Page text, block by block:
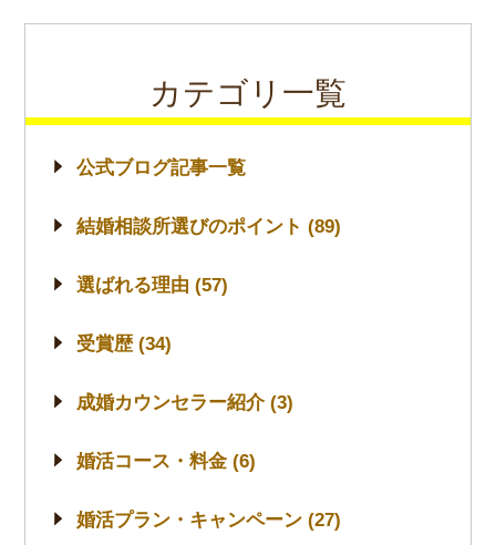
カテゴリ一覧
公式ブログ記事一覧
結婚相談所選びのポイント (89)
選ばれる理由 (57)
受賞歴 (34)
成婚カウンセラー紹介 (3)
婚活コース・料金 (6)
婚活プラン・キャンペーン (27)